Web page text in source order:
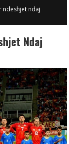
ndeshjet ndaj
Ndaj